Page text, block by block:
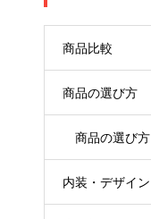
商品比較
商品の選び方
商品の選び方
内装・デザイン